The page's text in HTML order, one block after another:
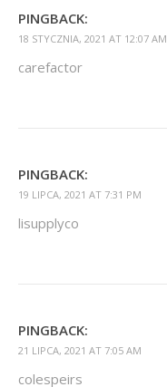
PINGBACK:
18 STYCZNIA, 2021 AT 12:07 AM
carefactor
PINGBACK:
19 LIPCA, 2021 AT 7:31 PM
lisupplyco
PINGBACK:
21 LIPCA, 2021 AT 7:05 AM
colespeirs